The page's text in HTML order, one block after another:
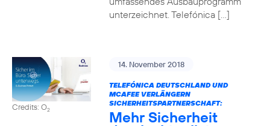
unterzeichnet. Telefónica […]
Credits: O2
14. November 2018
TELEFÓNICA DEUTSCHLAND UND
MCAFEE VERLÄNGERN
SICHERHEITSPARTNERSCHAFT:
Mehr Sicherheit